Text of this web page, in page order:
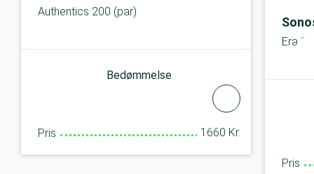
Authentics 200 (par)
Bedømmelse
Pris 1660 Kr.
Era
Pris